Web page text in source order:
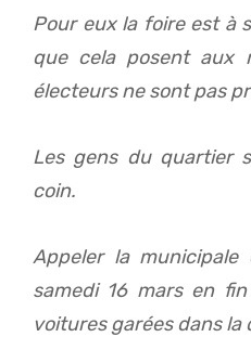
Pour eux la foire est à
que cela posent aux
électeurs ne sont pas
Les gens du quartier
coin.
Appeler la municipale
samedi 16 mars en
voitures garées dans